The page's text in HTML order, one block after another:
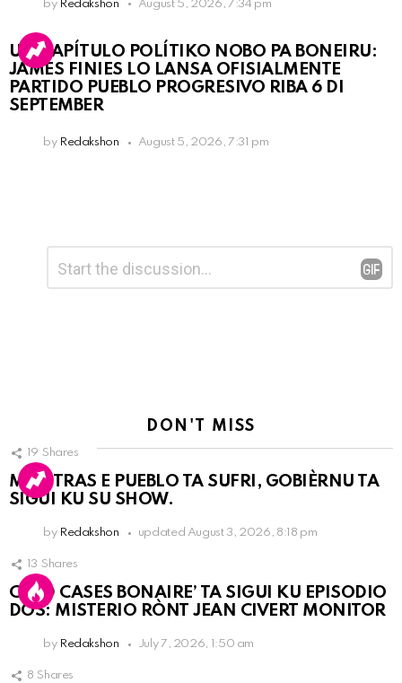
by Redakshon August 5, 2026, 7:34 pm
UN KAPÍTULO POLÍTIKO NOBO PA BONEIRU:
JAMES FINIES LO LANSA OFISIALMENTE
PARTIDO PUEBLO PROGRESIVO RIBA 6 DI
SEPTEMBER
by Redakshon August 5, 2026, 7:31 pm
Reply
DON'T MISS
19 Shares
MIENTRAS E PUEBLO TA SUFRI, GOBIÈRNU TA
SIGUI KU SU SHOW.
by Redakshon updated August 3, 2026, 8:18 pm
13 Shares
COLD CASES BONAIRE’ TA SIGUI KU EPISODIO
DOS: MISTERIO RÒNT JEAN CIVERT MONITOR
by Redakshon July 7, 2026, 1:50 am
8 Shares